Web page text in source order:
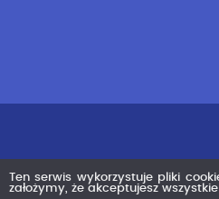
Ten serwis wykorzystuje pliki
założymy, że akceptujesz